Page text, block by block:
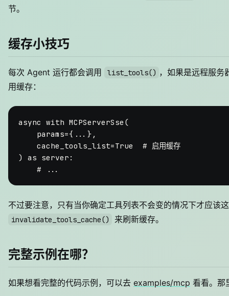
节。
缓存小技巧
每次 Agent 运行都会调用 list_tools() ，如果是远程服务
用缓存：
async with MCPServerSse(
    params={...},
    cache_tools_list=
True
# 启用缓存
) as server:
# ...
不过要注意，只有当你确定工具列表不会变的情况下才应该
invalidate_tools_cache() 来刷新缓存。
完整示例在哪？
如果想看完整的代码示例，可以去 examples/mcp 看看。那